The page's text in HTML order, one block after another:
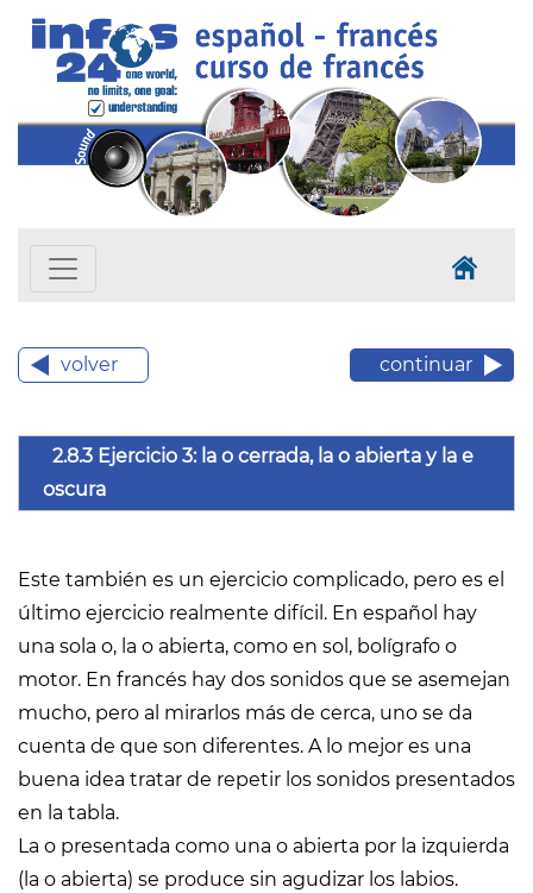
volver continuar
2.8.3 Ejercicio 3: la o cerrada, la o abierta y la e
oscura
Este también es un ejercicio complicado, pero es el
último ejercicio realmente difícil. En español hay
una sola o, la o abierta, como en sol, bolígrafo o
motor. En francés hay dos sonidos que se asemejan
mucho, pero al mirarlos más de cerca, uno se da
cuenta de que son diferentes. A lo mejor es una
buena idea tratar de repetir los sonidos presentados
en la tabla.
La o presentada como una o abierta por la izquierda
(la o abierta) se produce sin agudizar los labios.